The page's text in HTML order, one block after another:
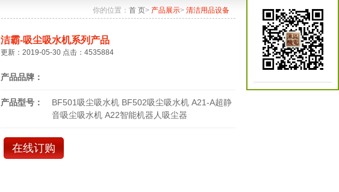
你的位置： 首 页> 产品展示> 清洁用品设备
洁霸-吸尘吸水机系列产品
更新：2019-05-30 点击：4535884
产品品牌：
产品型号：
BF501吸尘吸水机 BF502吸尘吸水机 A21-A超静
音吸尘吸水机 A22智能机器人吸尘器
在线订购